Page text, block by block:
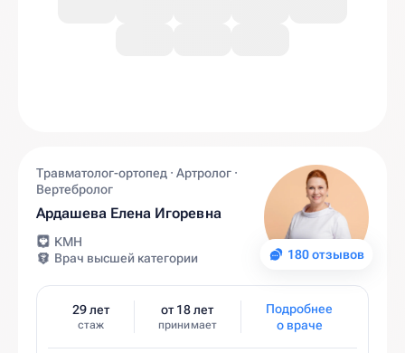
180 отзывов
Травматолог-ортопед · Артролог ·
Вертебролог
Ардашева Елена Игоревна
КМН
Врач высшей категории
29 лет
стаж
от 18 лет
принимает
Подробнее
о враче